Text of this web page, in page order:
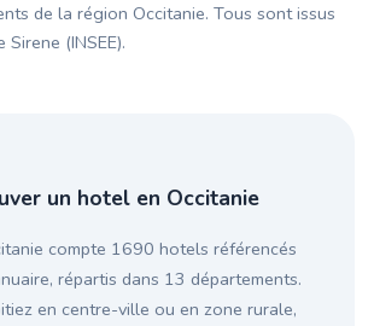
de la région Occitanie. Tous sont issus
(INSEE).
un hotel en Occitanie
compte 1690 hotels référencés
répartis dans 13 départements.
en centre-ville ou en zone rurale,